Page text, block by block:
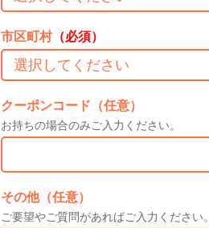
市区町村（必須）
クーポンコード（任意）
お持ちの場合のみご入力ください。
その他（任意）
ご要望やご質問があればご入力ください。